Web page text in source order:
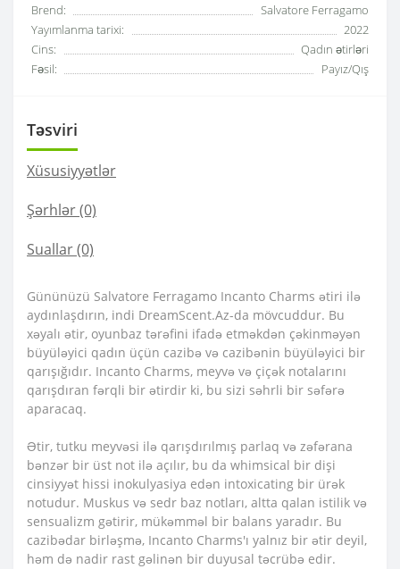
Brend:
Salvatore Ferragamo
Yayımlanma tarixi:
2022
Cins:
Qadın ətirləri
Fəsil:
Payız/Qış
Təsviri
Xüsusiyyətlər
Şərhlər (0)
Suallar(0)
Gününüzü Salvatore Ferragamo Incanto Charms ətiri ilə
aydınlaşdırın, indi DreamScent.Az-da mövcuddur. Bu
xəyalı ətir, oyunbaz tərəfini ifadə etməkdən çəkinməyən
büyüləyici qadın üçün cazibə və cazibənin büyüləyici bir
qarışığıdır. Incanto Charms, meyvə və çiçək notalarını
qarışdıran fərqli bir ətirdir ki, bu sizi səhrli bir səfərə
aparacaq.
Ətir, tutku meyvəsi ilə qarışdırılmış parlaq və zəfərana
bənzər bir üst not ilə açılır, bu da whimsical bir dişi
cinsiyyət hissi inokulyasiya edən intoxicating bir ürək
notudur. Muskus və sedr baz notları, altta qalan istilik və
sensualizm gətirir, mükəmməl bir balans yaradır. Bu
cazibədar birləşmə, Incanto Charms'ı yalnız bir ətir deyil,
həm də nadir rast gəlinən bir duyusal təcrübə edir.